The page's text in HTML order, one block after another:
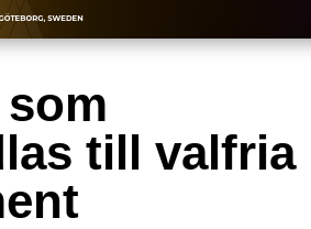
till valfria